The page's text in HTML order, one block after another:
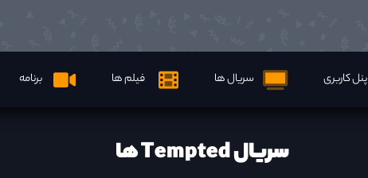
پنل کاربری سریال ها فیلم ها برنامه
سریال Tempted ها